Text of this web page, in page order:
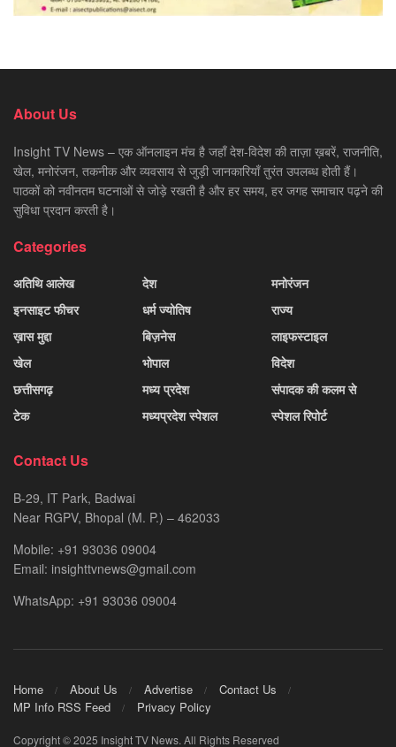
About Us
Insight TV News – एक ऑनलाइन मंच है जहाँ देश-विदेश की ताज़ा ख़बरें, राजनीति,
खेल, मनोरंजन, तकनीक और व्यवसाय से जुड़ी जानकारियाँ तुरंत उपलब्ध होती हैं।
पाठकों को नवीनतम घटनाओं से जोड़े रखती है और हर समय, हर जगह समाचार पढ़ने की
सुविधा प्रदान करती है।
Categories
अतिथि आलेख
इनसाइट फीचर
ख़ास मुद्दा
खेल
छत्तीसगढ़
टेक
देश
धर्म ज्योतिष
बिज़नेस
भोपाल
मध्य प्रदेश
मध्यप्रदेश स्पेशल
मनोरंजन
राज्य
लाइफस्टाइल
विदेश
संपादक की कलम से
स्पेशल रिपोर्ट
Contact Us
B-29, IT Park, Badwai
Near RGPV, Bhopal (M. P.) – 462033
Mobile: +91 93036 09004
Email: insighttvnews@gmail.com
WhatsApp: +91 93036 09004
Home About Us Advertise
Contact Us
MP Info RSS Feed
Privacy Policy
Copyright © 2025 Insight TV News. All Rights Reserved